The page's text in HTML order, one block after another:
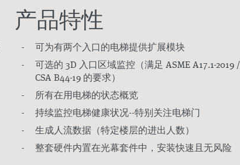
产品特性
可为有两个入口的电梯提供扩展模块
可选的 3D 入口区域监控（满足 ASME A17.1-2019 /
CSA B44-19 的要求）
所有在用电梯的状态概览
持续监控电梯健康状况--特别关注电梯门
生成人流数据（特定楼层的进出人数）
整套硬件内置在光幕套件中，安装快速且无风险